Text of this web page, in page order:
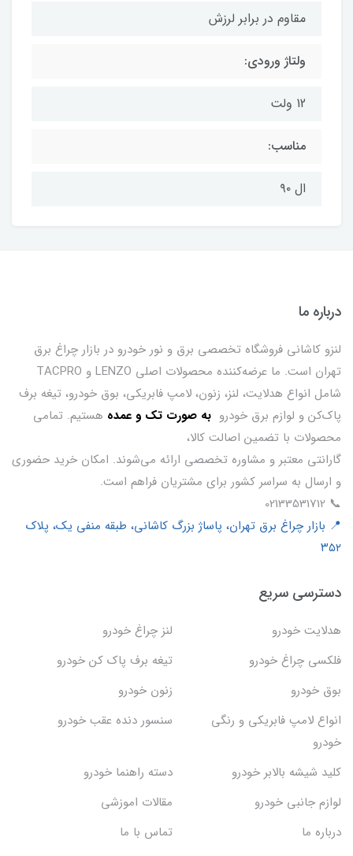
مقاوم در برابر لرزش
ولتاژ ورودی:
12 ولت
مناسب:
ال ۹۰
درباره ما
لنزو کاشانی فروشگاه تخصصی برق و نور خودرو در بازار چراغ برق
تهران است. ما عرضه‌کننده محصولات اصلی LENZO و TACPRO
شامل انواع هدلایت، لنز، زنون، لامپ فابریکی، بوق خودرو، تیغه برف
پاک‌کن و لوازم برق خودرو به صورت تک و عمده هستیم. تمامی
محصولات با تضمین اصالت کالا،
گارانتی معتبر و مشاوره تخصصی ارائه می‌شوند. امکان خرید حضوری
و ارسال به سراسر کشور برای مشتریان فراهم است.
📞 02133531712
📍 بازار چراغ برق تهران، پاساژ بزرگ کاشانی، طبقه منفی یک، پلاک
۳۵۲
دسترسی سریع
هدلایت خودرو
لنز چراغ خودرو
فلکسی چراغ خودرو
تیغه برف پاک کن خودرو
بوق خودرو
زنون خودرو
انواع لامپ فابریکی و رنگی
خودرو
سنسور دنده عقب خودرو
کلید شیشه بالابر خودرو
دسته راهنما خودرو
لوازم جانبی خودرو
مقالات اموزشی
درباره ما
تماس با ما